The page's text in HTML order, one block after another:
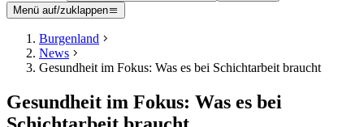
Menü auf/zuklappen
Burgenland
News
Gesundheit im Fokus: Was es bei Schichtarbeit braucht
Gesundheit im Fokus: Was es bei